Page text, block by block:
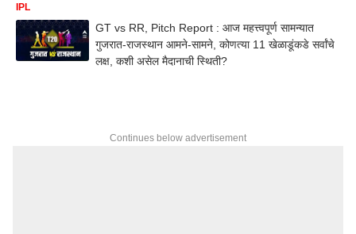
IPL
GT vs RR, Pitch Report : आज महत्त्वपूर्ण सामन्यात
गुजरात-राजस्थान आमने-सामने, कोणत्या 11 खेळाडूंकडे सर्वांचे
लक्ष, कशी असेल मैदानाची स्थिती?
Continues below advertisement